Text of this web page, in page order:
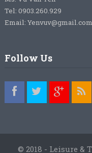
Tel: 0903.260.929
Email: Yenvuv@gmail.com
Follow Us
© 2018 - Leisure &